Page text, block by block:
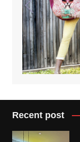
Recent post